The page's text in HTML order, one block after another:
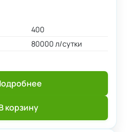
400
80000 л/сутки
корзину